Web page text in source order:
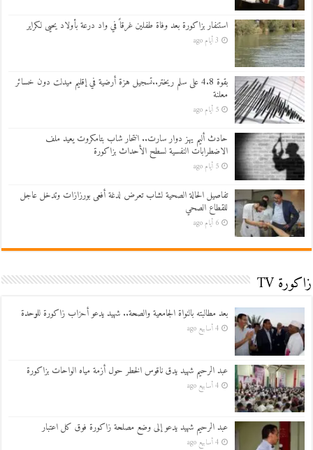
استنفار بزاكورة بعد وفاة طفلين غرقاً في واد درعة بأولاد يحيى لكراير
3 أيام ago
بقوة 4.8 على سلم ريختر..تسجيل هزة أرضية في إقليم ميدلت دون خسائر
معلنة
5 أيام ago
حادث أليم يهز دوار سارت.. انتحار شاب بتامكروت يعيد ملف
الاضطرابات النفسية لسطح الأحداث بزاكورة
5 أيام ago
تفاصيل الحالة الصحية لشاب تعرض لدغة أفعى بورزازات وتدخل عاجل
للقطاع الصحي
6 أيام ago
زاكورة TV
بعد مطالبته بالنواة الجامعية والصحة.. شهيد يدعو أحزاب زاكورة للوحدة
4 أسابيع ago
عبد الرحيم شهيد يدق ناقوس الخطر حول أزمة مياه الواحات بزاكورة
4 أسابيع ago
عبد الرحيم شهيد يدعو إلى وضع مصلحة زاكورة فوق كل اعتبار
4 أسابيع ago